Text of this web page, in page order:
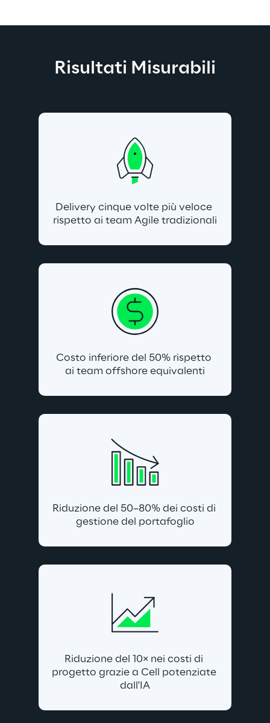
Risultati Misurabili
Delivery cinque volte più veloce
rispetto ai team Agile tradizionali
Costo inferiore del 50% rispetto
ai team offshore equivalenti
Riduzione del 50–80% dei costi di
gestione del portafoglio
Riduzione del 10× nei costi di
progetto grazie a Cell potenziate
dall'IA